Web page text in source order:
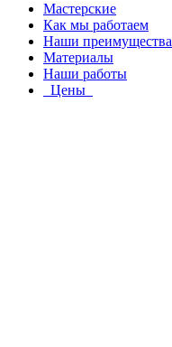
Мастерские
Как мы работаем
Наши преимущества
Материалы
Наши работы
Цены